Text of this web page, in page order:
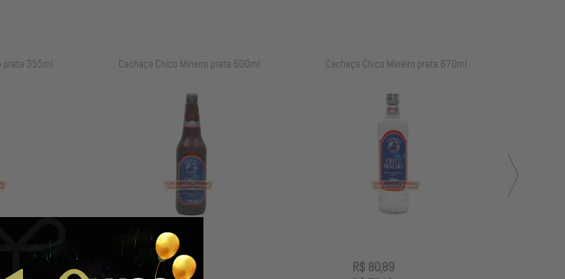
prata 355ml Cachaça Chico Mineiro prata 600ml
R$ 68,89
Cachaça Chico Mineiro prata 670ml
R$ 80,89